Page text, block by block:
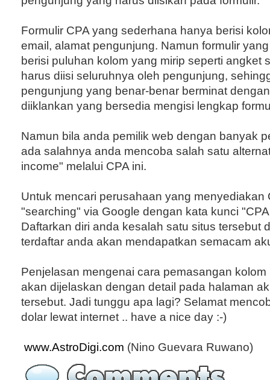
Formulir CPA yang sederhana hanya berisi
email, alamat pengunjung. Namun formulir
berisi puluhan kolom yang mirip seperti angket
harus diisi seluruhnya oleh pengunjung,
pengunjung yang benar-benar berminat
diiklankan yang bersedia mengisi lengkap
Namun bila anda pemilik web dengan banyak
ada salahnya anda mencoba salah satu
income" melalui CPA ini.
Untuk mencari perusahaan yang menyediakan
"searching" via Google dengan kata kunci
Daftarkan diri anda kesalah satu situs tersebut
terdaftar anda akan mendapatkan semacam
Penjelasan mengenai cara pemasangan kolom
akan dijelaskan dengan detail pada halaman
tersebut. Jadi tunggu apa lagi? Selamat
dolar lewat internet .. have a nice day :-)
www.AstroDigi.com (Nino Guevara Ruwano)